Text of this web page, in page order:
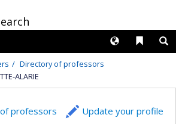
Liens
Langues
Directory of professors
ALARIE
professors Update your profile